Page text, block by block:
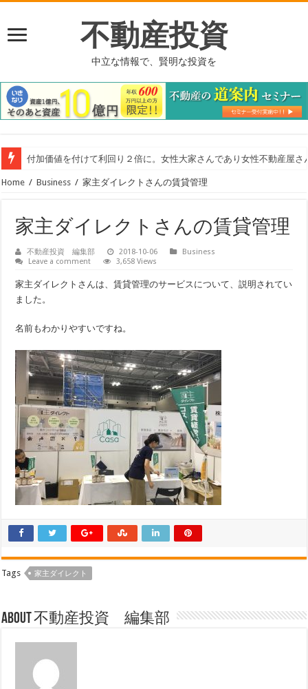
不動産投資
中立な情報で、賢明な投資を
付加価値を付けて利回り２倍に。女性大家さんであり女性不動産屋さ
Home / Business / 家主ダイレクトさんの賃貸管理
家主ダイレクトさんの賃貸管理
不動産投資 編集部 2018-10-06
Business
Leave a comment
3,658 Views
家主ダイレクトさんは、賃貸管理のサービスについて、説明されてい
ました。
名前もわかりやすいですね。
Tags 家主ダイレクト
About 不動産投資 編集部